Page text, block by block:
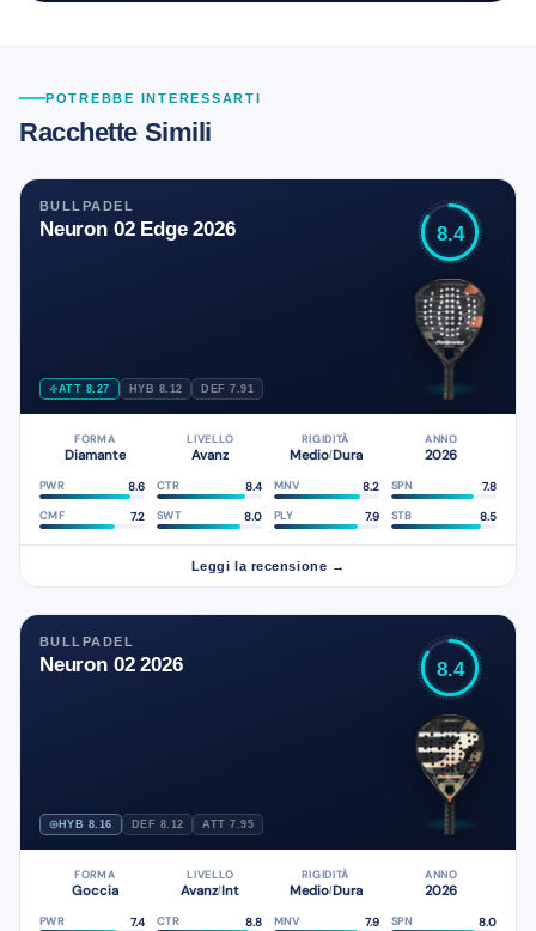
POTREBBE INTERESSARTI
Racchette Simili
BULLPADEL
Neuron 02 Edge 2026
ATT 8.27 HYB 8.12 DEF 7.91
8.4
FORMA
Diamante
LIVELLO
Avanz
RIGIDITÀ
Medio/Dura
ANNO
2026
PWR 8.6 CTR 8.4 MNV 8.2 SPN 7.8
CMF 7.2 SWT 8.0 PLY 7.9 STB 8.5
Leggi la recensione →
BULLPADEL
Neuron 02 2026
HYB 8.16 DEF 8.12 ATT 7.95
8.4
FORMA
Goccia
LIVELLO
Avanz/Int
RIGIDITÀ
Medio/Dura
ANNO
2026
PWR 7.4 CTR 8.8 MNV 7.9 SPN 8.0